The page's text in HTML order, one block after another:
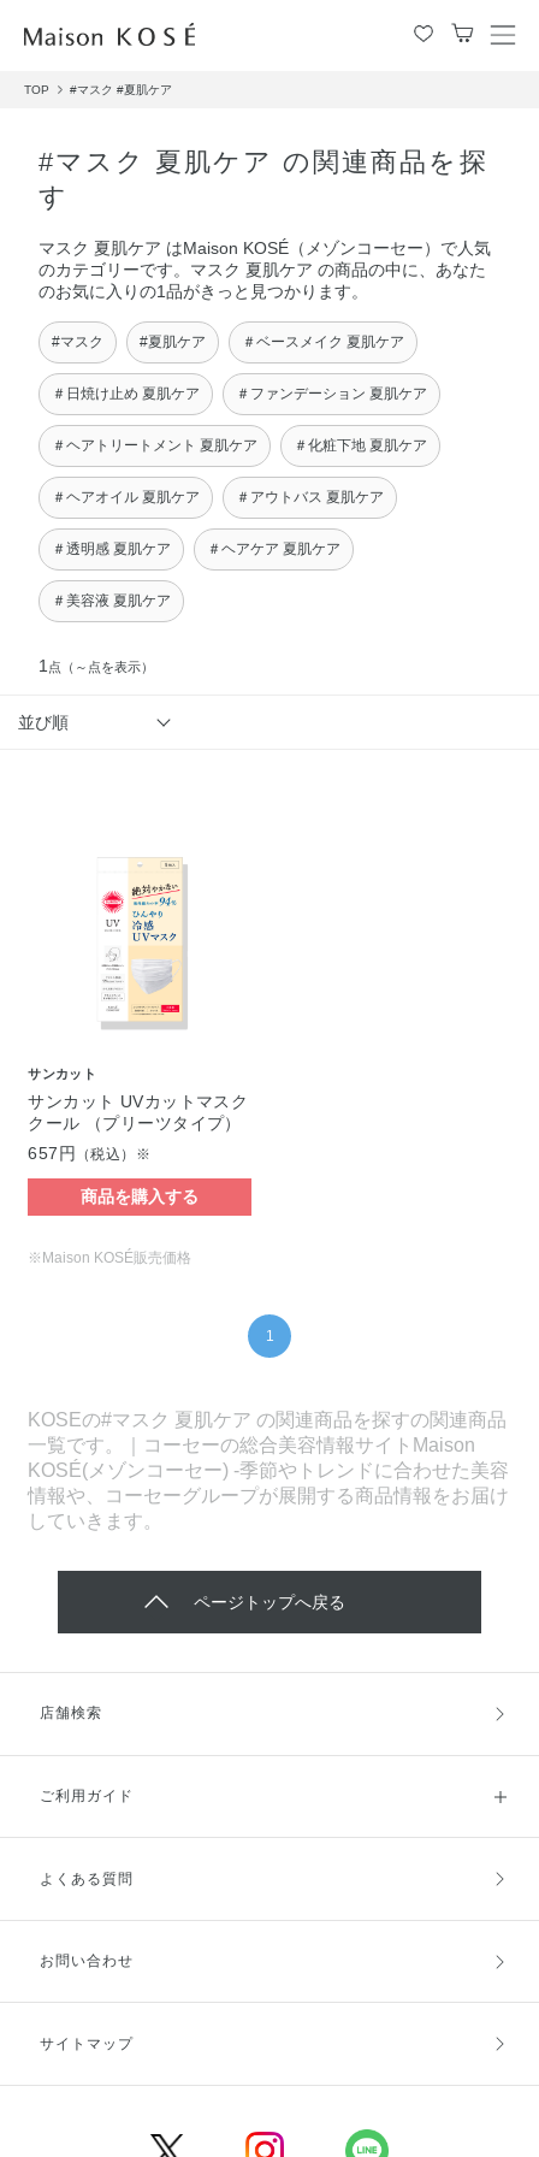
メ
TOP #マスク #夏肌ケア
#マスク 夏肌ケア の関連商品を探
す
マスク 夏肌ケア はMaison KOSÉ（メゾンコーセー）で人気
のカテゴリーです。マスク 夏肌ケア の商品の中に、あなた
のお気に入りの1品がきっと見つかります。
#マスク #夏肌ケア ＃ベースメイク 夏肌ケア
＃日焼け止め 夏肌ケア ＃ファンデーション 夏肌ケア
＃ヘアトリートメント 夏肌ケア ＃化粧下地 夏肌ケア
＃ヘアオイル 夏肌ケア ＃アウトバス 夏肌ケア
＃透明感 夏肌ケア ＃ヘアケア 夏肌ケア
＃美容液 夏肌ケア
1 点 （～点を表示）
並び順
サンカット
サンカット UVカットマスク
クール （プリーツタイプ）
657円
（税込）※
商品を購入する
※Maison KOSÉ販売価格
1
KOSEの#マスク 夏肌ケア の関連商品を探すの関連商品
一覧です。｜コーセーの総合美容情報サイトMaison
KOSÉ(メゾンコーセー) -季節やトレンドに合わせた美容
情報や、コーセーグループが展開する商品情報をお届け
していきます。
ページトップへ戻る
店舗検索
ご利用ガイド
ご利用ガイドトップ
お支払方法
キャンセル・返品・交換
よくある質問
お問い合わせ
サイトマップ